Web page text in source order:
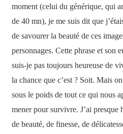
moment (celui du générique, qui
de 40 mn), je me suis dit que
de savourer la beauté de ces
personnages. Cette phrase et son
suis-je pas toujours heureuse de
la chance que c’est ? Soit. Mais
sous le poids de tout ce qui nous
mener pour survivre. J’ai
de beauté, de finesse, de